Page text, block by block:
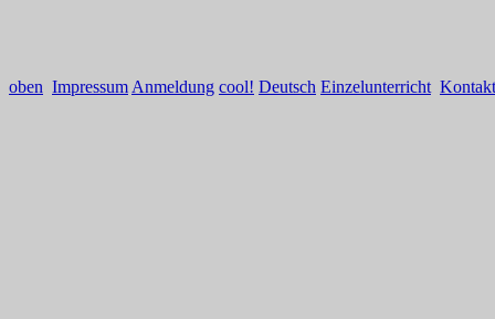
oben Impressum Anmeldung cool! Deutsch Einzelunterricht Kontakt